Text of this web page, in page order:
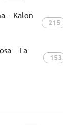
- Kalon
215
- La
153